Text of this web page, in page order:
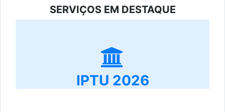
SERVIÇOS EM DESTAQUE
IPTU 2026